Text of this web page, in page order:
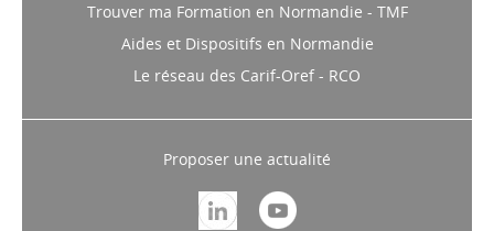
Trouver ma Formation en Normandie - TMF
Aides et Dispositifs en Normandie
Le réseau des Carif-Oref - RCO
Proposer une actualité